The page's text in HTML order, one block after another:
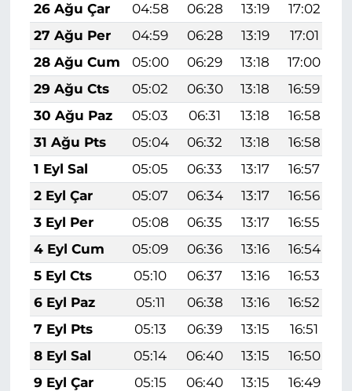
26 Ağu Çar
04:58 06:28 13:19 17:02
27 Ağu Per
04:59 06:28 13:19 17:01
28 Ağu Cum
05:00 06:29 13:18 17:00
29 Ağu Cts
05:02 06:30 13:18 16:59
30 Ağu Paz
05:03 06:31 13:18 16:58
31 Ağu Pts
05:04 06:32 13:18 16:58
1 Eyl Sal
05:05 06:33 13:17 16:57
2 Eyl Çar
05:07 06:34 13:17 16:56
3 Eyl Per
05:08 06:35 13:17 16:55
4 Eyl Cum
05:09 06:36 13:16 16:54
5 Eyl Cts
05:10 06:37 13:16 16:53
6 Eyl Paz
05:11 06:38 13:16 16:52
7 Eyl Pts
05:13 06:39 13:15 16:51
8 Eyl Sal
05:14 06:40 13:15 16:50
9 Eyl Çar
05:15 06:40 13:15 16:49